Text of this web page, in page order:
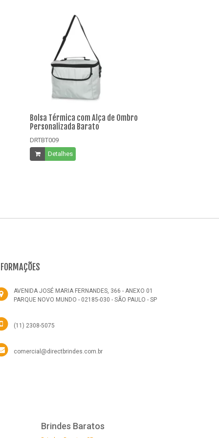
Bolsa Térmica com Alça de Ombro
Personalizada Barato
DRTBT009
Detalhes
AVENIDA JOSÉ MARIA FERNANDES, 366 - ANEXO 01
PARQUE NOVO MUNDO - 02185-030 - SÃO PAULO - SP
(11) 2308-5075
comercial@directbrindes.com.br
Brindes Baratos